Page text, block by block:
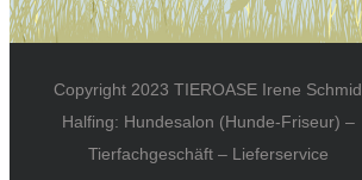
Copyright 2023 TIEROASE Irene Schmid
Halfing: Hundesalon (Hunde-Friseur) –
Tierfachgeschäft – Lieferservice